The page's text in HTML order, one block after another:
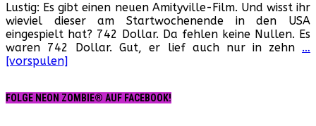
The
Awakening
–
742
US-
am
Startwochenende!
Lustig: Es gibt einen neuen Amityville-Film. Und wisst ihr
wieviel dieser am Startwochenende in den USA
eingespielt hat? 742 Dollar. Da fehlen keine Nullen. Es
waren 742 Dollar. Gut, er lief auch nur in zehn …
[vorspulen]
FOLGE NEON ZOMBIE® AUF FACEBOOK!